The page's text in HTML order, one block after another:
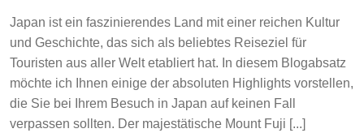
Japan ist ein faszinierendes Land mit einer reichen Kultur
und Geschichte, das sich als beliebtes Reiseziel für
Touristen aus aller Welt etabliert hat. In diesem Blogabsatz
möchte ich Ihnen einige der absoluten Highlights vorstellen,
die Sie bei Ihrem Besuch in Japan auf keinen Fall
verpassen sollten. Der majestätische Mount Fuji [...]